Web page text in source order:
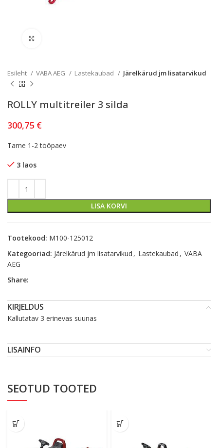
Esileht VABA AEG Lastekaubad Järelkärud jm lisatarvikud
ROLLY multitreiler 3 silda
300,75 €
Tarne 1-2 tööpaev
3 laos
LISA KORVI
Tootekood: M100-125012
Kategooriad: Järelkärud jm lisatarvikud , Lastekaubad , VABA
AEG
Share:
KIRJELDUS
Kallutatav 3 erinevas suunas
LISAINFO
SEOTUD TOOTED